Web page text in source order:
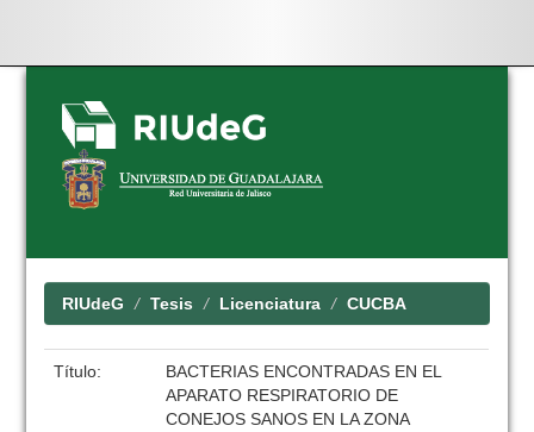
Skip
navigation
RIUdeG Tesis Licenciatura CUCBA
Título:
BACTERIAS ENCONTRADAS EN EL
APARATO RESPIRATORIO DE
CONEJOS SANOS EN LA ZONA